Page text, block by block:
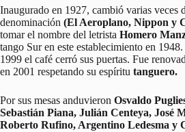
Inaugurado en 1927, cambió varias veces
denominación (El Aeroplano, Nippon y
tomar el nombre del letrista Homero
tango Sur en este establecimiento en
1999 el café cerró sus puertas. Fue
en 2001 respetando su espíritu tanguero.
Por sus mesas anduvieron Osvaldo
Sebastián Piana, Julián Centeya, José
Roberto Rufino, Argentino Ledesma y